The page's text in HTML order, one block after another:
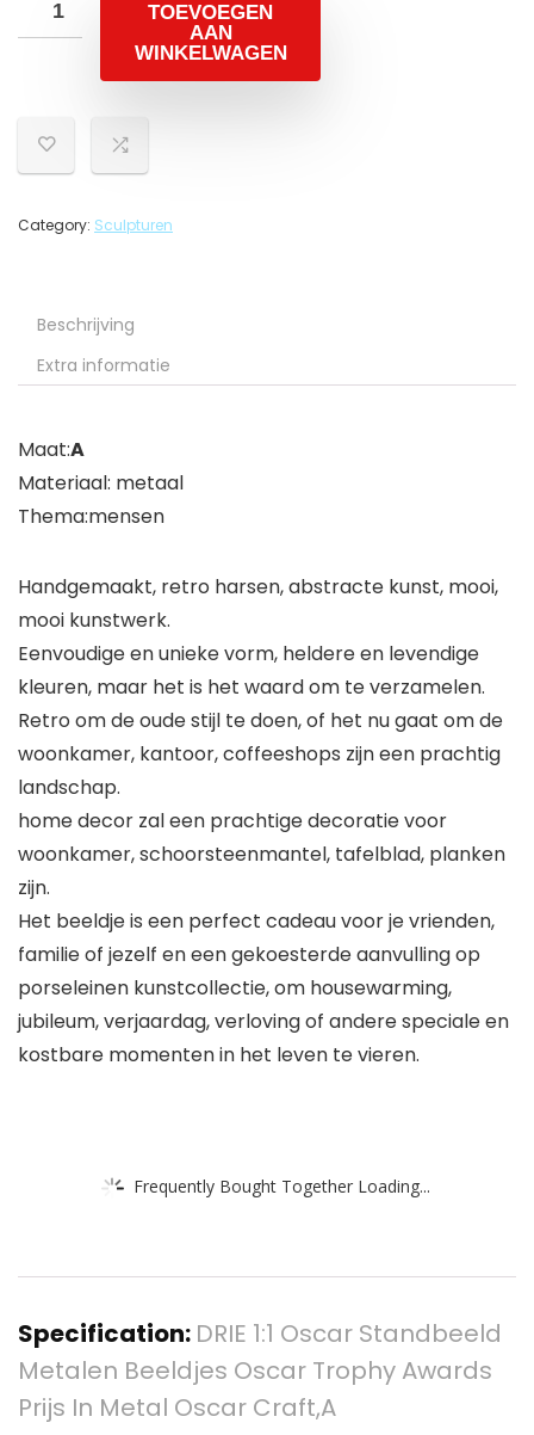
TOEVOEGEN
AAN
WINKELWAGEN
Category: Sculpturen
Beschrijving
Extra informatie
Maat:A
Materiaal: metaal
Thema:mensen
Handgemaakt, retro harsen, abstracte kunst, mooi,
mooi kunstwerk.
Eenvoudige en unieke vorm, heldere en levendige
kleuren, maar het is het waard om te verzamelen.
Retro om de oude stijl te doen, of het nu gaat om de
woonkamer, kantoor, coffeeshops zijn een prachtig
landschap.
home decor zal een prachtige decoratie voor
woonkamer, schoorsteenmantel, tafelblad, planken
zijn.
Het beeldje is een perfect cadeau voor je vrienden,
familie of jezelf en een gekoesterde aanvulling op
porseleinen kunstcollectie, om housewarming,
jubileum, verjaardag, verloving of andere speciale en
kostbare momenten in het leven te vieren.
Frequently Bought Together Loading...
Specification: DRIE 1:1 Oscar Standbeeld
Metalen Beeldjes Oscar Trophy Awards
Prijs In Metal Oscar Craft,A